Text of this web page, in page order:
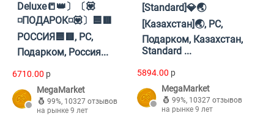
Deluxe📒👑〕〔💟
◽️ПОДАРОК◽️💟〕🟦🟥
РОССИЯ🟦🟥, PC,
Подарком, Россия...
6710.00 p
MegaMarket
99%, 10327 отзывов
на рынке 9 лет
[Standard]💎🌏
[Казахстан]🌏, PC,
Подарком, Казахстан,
Standard ...
5894.00 p
MegaMarket
99%, 10327 отзывов
на рынке 9 лет